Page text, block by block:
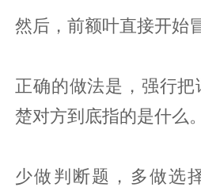
然后，前额叶直接开始
正确的做法是，强行
楚对方到底指的是什么。
少做判断题，多做选